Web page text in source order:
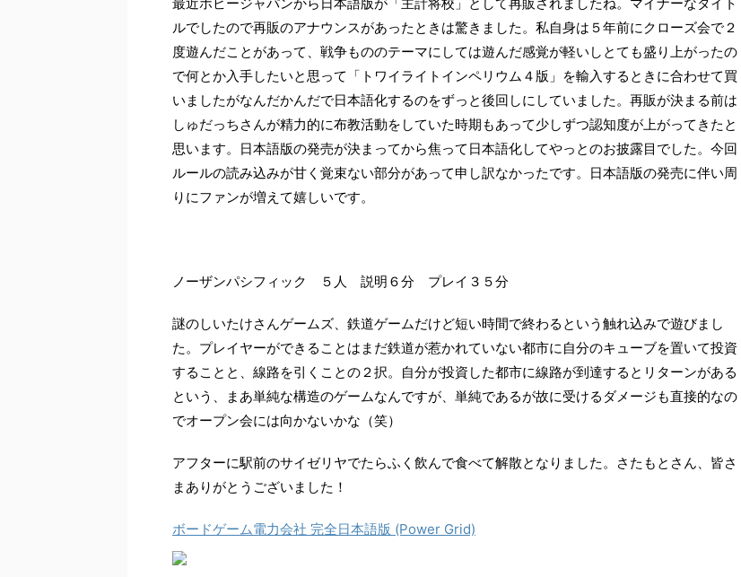
最近ホビージャパンから日本語版が「主計将校」として再販されましたね。マイナーなタイト
ルでしたので再販のアナウンスがあったときは驚きました。私自身は５年前にクローズ会で２
度遊んだことがあって、戦争もののテーマにしては遊んだ感覚が軽いしとても盛り上がったの
で何とか入手したいと思って「トワイライトインペリウム４版」を輸入するときに合わせて買
いましたがなんだかんだで日本語化するのをずっと後回しにしていました。再販が決まる前は
しゅだっちさんが精力的に布教活動をしていた時期もあって少しずつ認知度が上がってきたと
思います。日本語版の発売が決まってから焦って日本語化してやっとのお披露目でした。今回
ルールの読み込みが甘く覚束ない部分があって申し訳なかったです。日本語版の発売に伴い周
りにファンが増えて嬉しいです。
ノーザンパシフィック ５人 説明６分 プレイ３５分
謎のしいたけさんゲームズ、鉄道ゲームだけど短い時間で終わるという触れ込みで遊びまし
た。プレイヤーができることはまだ鉄道が惹かれていない都市に自分のキューブを置いて投資
することと、線路を引くことの２択。自分が投資した都市に線路が到達するとリターンがある
という、まあ単純な構造のゲームなんですが、単純であるが故に受けるダメージも直接的なの
でオープン会には向かないかな（笑）
アフターに駅前のサイゼリヤでたらふく飲んで食べて解散となりました。さたもとさん、皆さ
まありがとうございました！
ボードゲーム電力会社 完全日本語版 (Power Grid)